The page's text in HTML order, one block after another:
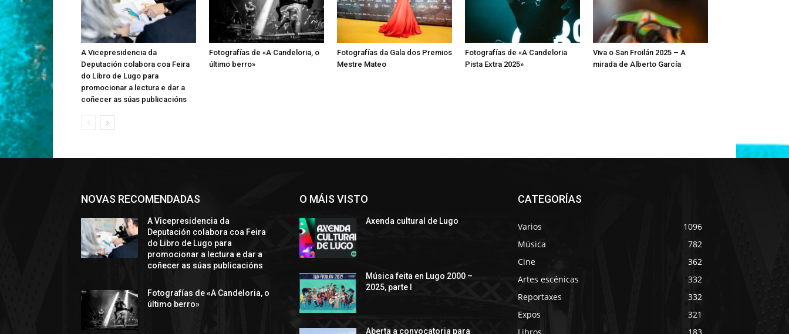
A Vicepresidencia da
Deputación colabora coa Feira
do Libro de Lugo para
promocionar a lectura e dar a
coñecer as súas publicacións
Fotografías de «A Candeloria, o
último berro»
Fotografías da Gala dos Premios
Mestre Mateo
Fotografías de «A Candeloria
Pista Extra 2025»
Viva o San Froilán 2025 – A
mirada de Alberto García
NOVAS RECOMENDADAS
A Vicepresidencia da
Deputación colabora coa Feira
do Libro de Lugo para
promocionar a lectura e dar a
coñecer as súas publicacións
Fotografías de «A Candeloria, o
último berro»
O MÁIS VISTO
Axenda cultural de Lugo
Música feita en Lugo 2000 –
2025, parte I
Aberta a convocatoria para
CATEGORÍAS
Varios
1096
Música
782
Cine
362
Artes escénicas
332
Reportaxes
332
Expos
321